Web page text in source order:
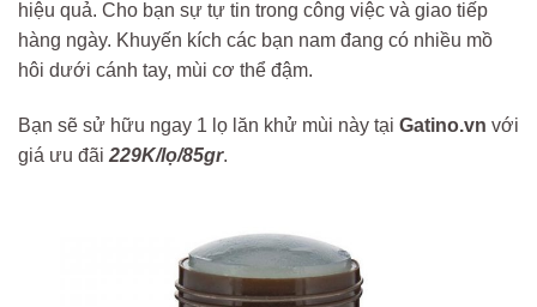
hiệu quả. Cho bạn sự tự tin trong công việc và giao tiếp
hàng ngày. Khuyến kích các bạn nam đang có nhiều mồ
hôi dưới cánh tay, mùi cơ thể đậm.
Bạn sẽ sử hữu ngay 1 lọ lăn khử mùi này tại Gatino.vn với
giá ưu đãi 229K/lọ/85gr.